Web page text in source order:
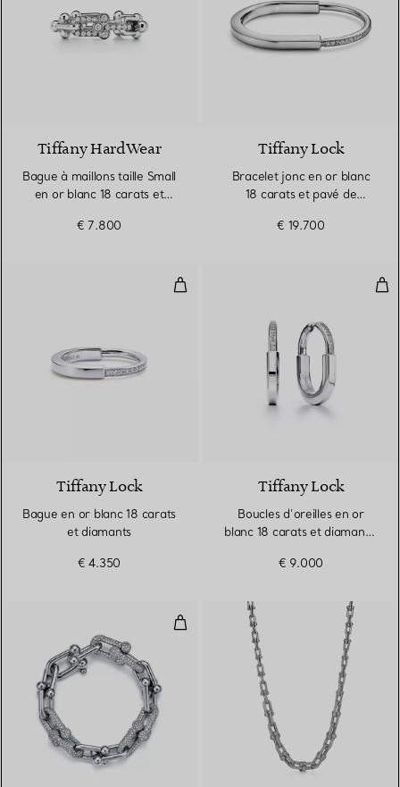
Tiffany HardWear
Bague à maillons taille Small
en or blanc 18 carats et
€ 7.800
Tiffany Lock
Bracelet jonc en or blanc
18 carats et pavé de
€ 19.700
Bague en or blanc 18 carats et
Tiffany Lock
Bague en or blanc 18 carats
et diamants
€ 4.350
Tiffany Lock
Boucles d’oreilles en or
blanc 18 carats et diamants.
€ 9.000
Bracelet à maillons larges en or
3 Matériaux